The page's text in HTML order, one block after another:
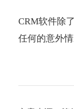
CRM软件除
任何的意外情